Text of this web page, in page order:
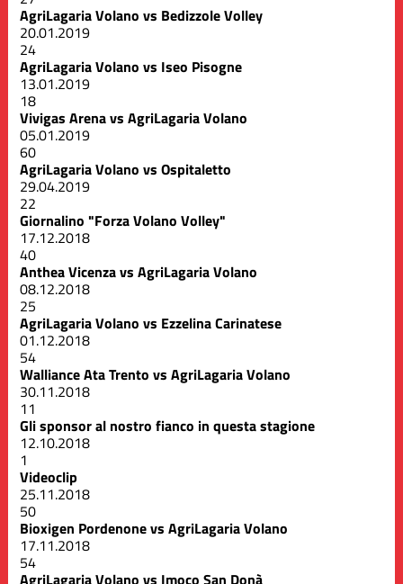
AgriLagaria Volano vs Bedizzole Volley
20.01.2019
24
AgriLagaria Volano vs Iseo Pisogne
13.01.2019
18
Vivigas Arena vs AgriLagaria Volano
05.01.2019
60
AgriLagaria Volano vs Ospitaletto
29.04.2019
22
Giornalino "Forza Volano Volley"
17.12.2018
40
Anthea Vicenza vs AgriLagaria Volano
08.12.2018
25
AgriLagaria Volano vs Ezzelina Carinatese
01.12.2018
54
Walliance Ata Trento vs AgriLagaria Volano
30.11.2018
11
Gli sponsor al nostro fianco in questa stagione
12.10.2018
1
Videoclip
25.11.2018
50
Bioxigen Pordenone vs AgriLagaria Volano
17.11.2018
54
AgriLagaria Volano vs Imoco San Donà